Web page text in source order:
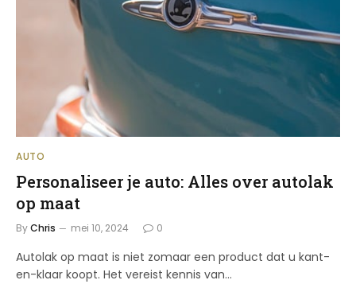
AUTO
Personaliseer je auto: Alles over autolak
op maat
ByChris mei 10, 2024 0
Autolak op maat is niet zomaar een product dat u kant-
en-klaar koopt. Het vereist kennis van…